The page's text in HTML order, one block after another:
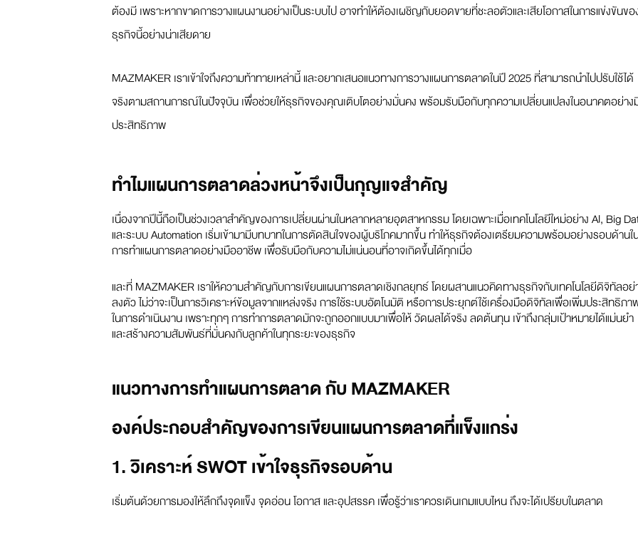
ต้องมี เพราะหากขาดการวางแผนงานอย่างเป็นระบบไป อาจทำให้ต้องเผชิญกับยอดขายที่ชะลอตัวและเสียโอกาสในการแข่งขันขอ
ธุรกิจนี้อย่างน่าเสียดาย
MAZMAKER เราเข้าใจถึงความท้าทายเหล่านี้ และอยากเสนอแนวทางการวางแผนการตลาดในปี 2025 ที่สามารถนำไปปรับใช้ได้
จริงตามสถานการณ์ในปัจจุบัน เพื่อช่วยให้ธุรกิจของคุณเติบโตอย่างมั่นคง พร้อมรับมือกับทุกความเปลี่ยนแปลงในอนาคตอย่าง
ประสิทธิภาพ
ทำไมแผนการตลาดล่วงหน้าจึงเป็นกุญแจสำคัญ
เนื่องจากปีนี้ถือเป็นช่วงเวลาสำคัญของการเปลี่ยนผ่านในหลากหลายอุตสาหกรรม โดยเฉพาะเมื่อเทคโนโลยีใหม่อย่าง AI, Big
และระบบ Automation เริ่มเข้ามามีบทบาทในการตัดสินใจของผู้บริโภคมากขึ้น ทำให้ธุรกิจต้องเตรียมความพร้อมอย่างรอบด้านใ
การทำแผนการตลาดอย่างมืออาชีพ เพื่อรับมือกับความไม่แน่นอนที่อาจเกิดขึ้นได้ทุกเมื่อ
และที่ MAZMAKER เราให้ความสำคัญกับการเขียนแผนการตลาดเชิงกลยุทธ์ โดยผสานแนวคิดทางธุรกิจกับเทคโนโลยีดิจิทัลอย่
ลงตัว ไม่ว่าจะเป็นการวิเคราะห์ข้อมูลจากแหล่งจริง การใช้ระบบอัตโนมัติ หรือการประยุกต์ใช้เครื่องมือดิจิทัลเพื่อเพิ่มประสิทธิภา
ในการดำเนินงาน เพราะทุกๆ การทำการตลาดมักจะถูกออกแบบมาเพื่อให้ วัดผลได้จริง ลดต้นทุน เข้าถึงกลุ่มเป้าหมายได้แม่นยำ
และสร้างความสัมพันธ์ที่มั่นคงกับลูกค้าในทุกระยะของธุรกิจ
แนวทางการทำแผนการตลาด กับ MAZMAKER
องค์ประกอบสำคัญของการเขียนแผนการตลาดที่แข็งแกร่ง
1. วิเคราะห์ SWOT เข้าใจธุรกิจรอบด้าน
เริ่มต้นด้วยการมองให้ลึกถึงจุดแข็ง จุดอ่อน โอกาส และอุปสรรค เพื่อรู้ว่าเราควรเดินเกมแบบไหน ถึงจะได้เปรียบในตลาด